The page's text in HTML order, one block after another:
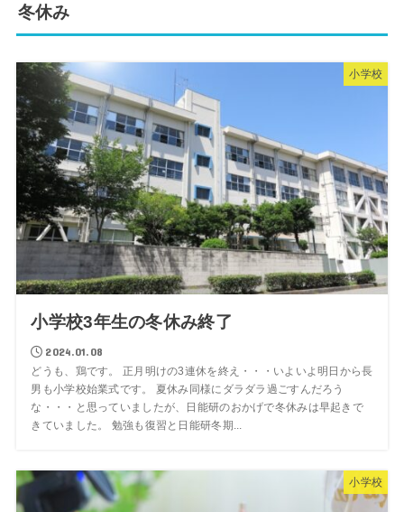
冬休み
小学校
小学校3年生の冬休み終了
2024.01.08
どうも、鶏です。 正月明けの3連休を終え・・・いよいよ明日から長
男も小学校始業式です。 夏休み同様にダラダラ過ごすんだろう
な・・・と思っていましたが、日能研のおかげで冬休みは早起きで
きていました。 勉強も復習と日能研冬期...
小学校